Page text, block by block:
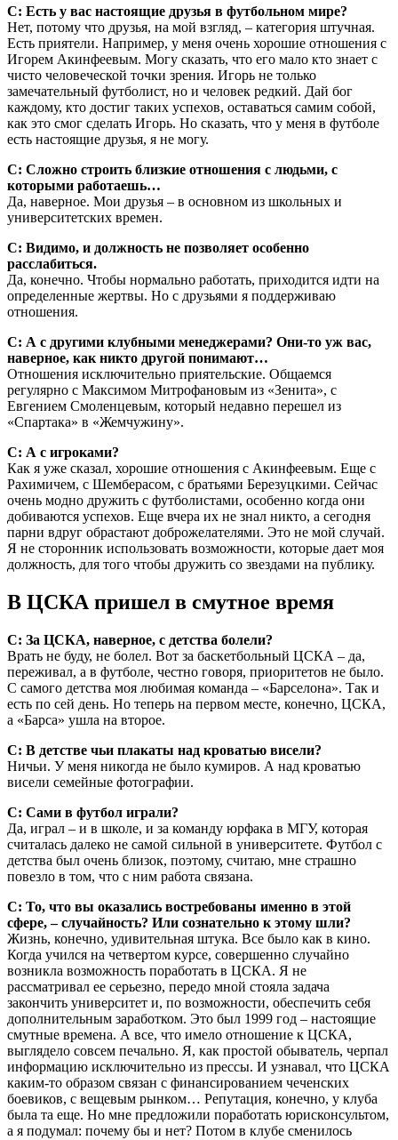
С: Есть у вас настоящие друзья в футбольном мире?
Нет, потому что друзья, на мой взгляд, – категория штучная.
Есть приятели. Например, у меня очень хорошие отношения с
Игорем Акинфеевым. Могу сказать, что его мало кто знает с
чисто человеческой точки зрения. Игорь не только
замечательный футболист, но и человек редкий. Дай бог
каждому, кто достиг таких успехов, оставаться самим собой,
как это смог сделать Игорь. Но сказать, что у меня в футболе
есть настоящие друзья, я не могу.
С: Сложно строить близкие отношения с людьми, с
которыми работаешь…
Да, наверное. Мои друзья – в основном из школьных и
университетских времен.
С: Видимо, и должность не позволяет особенно
расслабиться.
Да, конечно. Чтобы нормально работать, приходится идти на
определенные жертвы. Но с друзьями я поддерживаю
отношения.
С: А с другими клубными менеджерами? Они-то уж вас,
наверное, как никто другой понимают…
Отношения исключительно приятельские. Общаемся
регулярно с Максимом Митрофановым из «Зенита», с
Евгением Смоленцевым, который недавно перешел из
«Спартака» в «Жемчужину».
С: А с игроками?
Как я уже сказал, хорошие отношения с Акинфеевым. Еще с
Рахимичем, с Шемберасом, с братьями Березуцкими. Сейчас
очень модно дружить с футболистами, особенно когда они
добиваются успехов. Еще вчера их не знал никто, а сегодня
парни вдруг обрастают доброжелателями. Это не мой случай.
Я не сторонник использовать возможности, которые дает моя
должность, для того чтобы дружить со звездами на публику.
В ЦСКА пришел в смутное время
С: За ЦСКА, наверное, с детства болели?
Врать не буду, не болел. Вот за баскетбольный ЦСКА – да,
переживал, а в футболе, честно говоря, приоритетов не было.
С самого детства моя любимая команда – «Барселона». Так и
есть по сей день. Но теперь на первом месте, конечно, ЦСКА,
а «Барса» ушла на второе.
С: В детстве чьи плакаты над кроватью висели?
Ничьи. У меня никогда не было кумиров. А над кроватью
висели семейные фотографии.
С: Сами в футбол играли?
Да, играл – и в школе, и за команду юрфака в МГУ, которая
считалась далеко не самой сильной в университете. Футбол с
детства был очень близок, поэтому, считаю, мне страшно
повезло в том, что с ним работа связана.
С: То, что вы оказались востребованы именно в этой
сфере, – случайность? Или сознательно к этому шли?
Жизнь, конечно, удивительная штука. Все было как в кино.
Когда учился на четвертом курсе, совершенно случайно
возникла возможность поработать в ЦСКА. Я не
рассматривал ее серьезно, передо мной стояла задача
закончить университет и, по возможности, обеспечить себя
дополнительным заработком. Это был 1999 год – настоящие
смутные времена. А все, что имело отношение к ЦСКА,
выглядело совсем печально. Я, как простой обыватель, черпал
информацию исключительно из прессы. И узнавал, что ЦСКА
каким-то образом связан с финансированием чеченских
боевиков, с вещевым рынком… Репутация, конечно, у клуба
была та еще. Но мне предложили поработать юрисконсультом,
а я подумал: почему бы и нет? Потом в клубе сменилось